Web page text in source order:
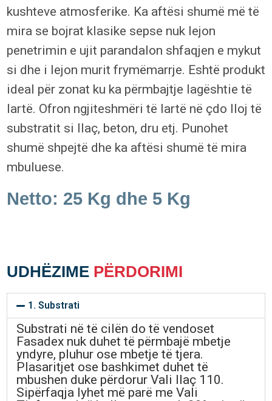
kushteve atmosferike. Ka aftësi shumë më të
mira se bojrat klasike sepse nuk lejon
penetrimin e ujit parandalon shfaqjen e mykut
si dhe i lejon murit frymëmarrje. Eshtë produkt
ideal për zonat ku ka përmbajtje lagështie të
lartë. Ofron ngjiteshmëri të lartë në çdo lloj të
substratit si llaç, beton, dru etj. Punohet
shumë shpejtë dhe ka aftësi shumë të mira
mbuluese.
Netto: 25 Kg dhe 5 Kg
UDHËZIME PËRDORIMI
1. Substrati
Substrati në të cilën do të vendoset
Fasadex nuk duhet të përmbajë mbetje
yndyre, pluhur ose mbetje të tjera.
Plasaritjet ose bashkimet duhet të
mbushen duke përdorur Vali llaç 110.
Sipërfaqja lyhet më parë me Vali